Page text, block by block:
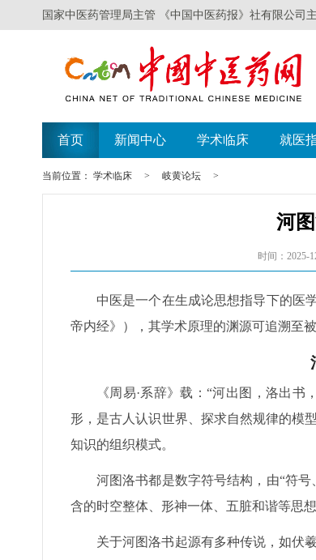
国家中医药管理局主管 《中国中医药报》社有限公司
首页 新闻中心 学术临床 就医
当前位置： 学术临床 > 岐黄论坛 >
河
时间：2025-
中医是一个在生成论思想指导下的医
帝内经》），其学术原理的渊源可追溯至
《周易·系辞》载：“河出图，洛出
形，是古人认识世界、探求自然规律的模
知识的组织模式。
河图洛书都是数字符号结构，由“符
含的时空整体、形神一体、五脏和谐等思想
关于河图洛书起源有多种传说，如伏